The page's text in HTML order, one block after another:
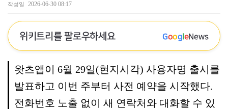
작성일 2026-06-30 08:17
위키트리를 팔로우하세요 GoogleNews
왓츠앱이 6월 29일(현지시각) 사용자명 출시를
발표하고 이번 주부터 사전 예약을 시작했다.
전화번호 노출 없이 새 연락처와 대화할 수 있